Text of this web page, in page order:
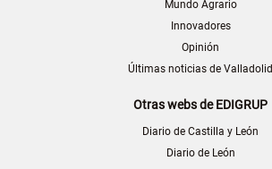
Mundo Agrario
Innovadores
Opinión
Últimas noticias de Valladolid
Otras webs de EDIGRUP
Diario de Castilla y León
Diario de León